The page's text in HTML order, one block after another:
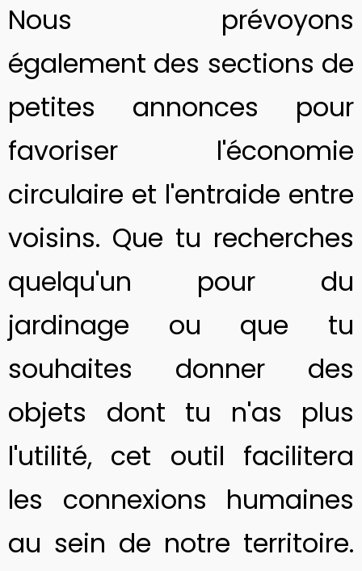
Nous prévoyons
également des sections de
petites annonces pour
favoriser l'économie
circulaire et l'entraide entre
voisins. Que tu recherches
quelqu'un pour du
jardinage ou que tu
souhaites donner des
objets dont tu n'as plus
l'utilité, cet outil facilitera
les connexions humaines
au sein de notre territoire.